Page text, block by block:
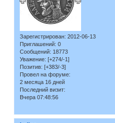
Зарегистрирован: 2012-06-13
Приглашений: 0
Сообщений: 18773
Уважение: [+274/-1]
Позитив: [+383/-3]
Провел на форуме:
2 месяца 16 дней
Последний визит:
Вчера 07:48:56